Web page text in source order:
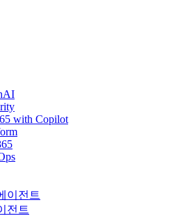
with Copilot
이전트
전트